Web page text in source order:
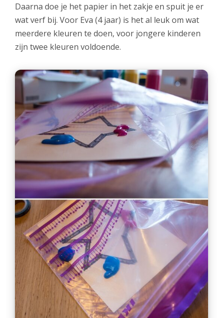
Daarna doe je het papier in het zakje en spuit je er
wat verf bij. Voor Eva (4 jaar) is het al leuk om wat
meerdere kleuren te doen, voor jongere kinderen
zijn twee kleuren voldoende.